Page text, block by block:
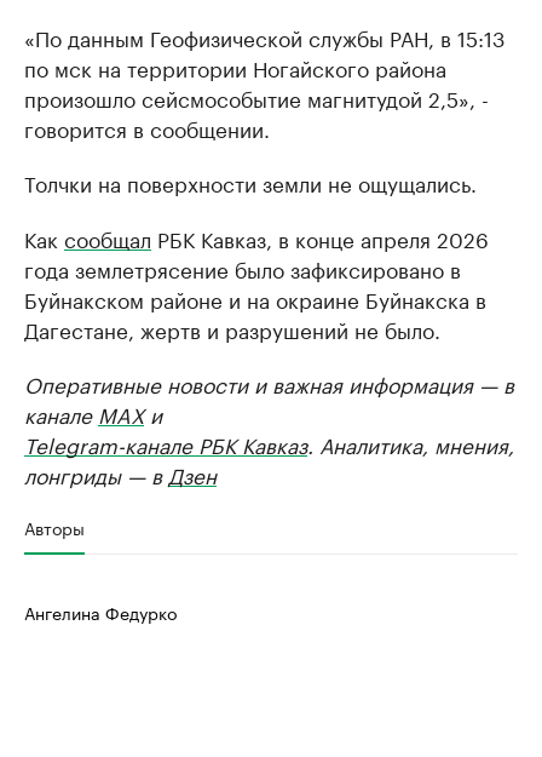
«По данным Геофизической службы РАН, в 15:13
по мск на территории Ногайского района
произошло сейсмособытие магнитудой 2,5», -
говорится в сообщении.
Толчки на поверхности земли не ощущались.
Как сообщал РБК Кавказ, в конце апреля 2026
года землетрясение было зафиксировано в
Буйнакском районе и на окраине Буйнакска в
Дагестане, жертв и разрушений не было.
Оперативные новости и важная информация — в
канале MAXи
Telegram-канале РБК Кавказ. Аналитика, мнения,
лонгриды — в Дзен
Авторы
Ангелина Федурко